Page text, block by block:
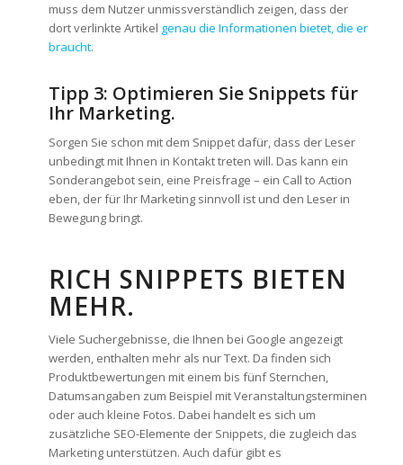
muss dem Nutzer unmissverständlich zeigen, dass der
dort verlinkte Artikel genau die Informationen bietet, die er
braucht.
Tipp 3: Optimieren Sie Snippets für
Ihr Marketing.
Sorgen Sie schon mit dem Snippet dafür, dass der Leser
unbedingt mit Ihnen in Kontakt treten will. Das kann ein
Sonderangebot sein, eine Preisfrage – ein Call to Action
eben, der für Ihr Marketing sinnvoll ist und den Leser in
Bewegung bringt.
RICH SNIPPETS BIETEN
MEHR.
Viele Suchergebnisse, die Ihnen bei Google angezeigt
werden, enthalten mehr als nur Text. Da finden sich
Produktbewertungen mit einem bis fünf Sternchen,
Datumsangaben zum Beispiel mit Veranstaltungsterminen
oder auch kleine Fotos. Dabei handelt es sich um
zusätzliche SEO-Elemente der Snippets, die zugleich das
Marketing unterstützen. Auch dafür gibt es